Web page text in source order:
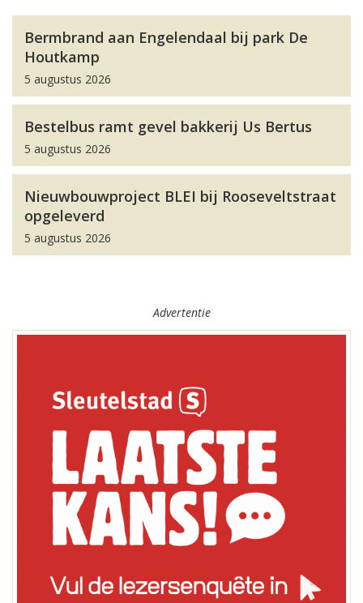
Bermbrand aan Engelendaal bij park De
Houtkamp
5 augustus 2026
Bestelbus ramt gevel bakkerij Us Bertus
5 augustus 2026
Nieuwbouwproject BLEI bij Rooseveltstraat
opgeleverd
5 augustus 2026
Advertentie